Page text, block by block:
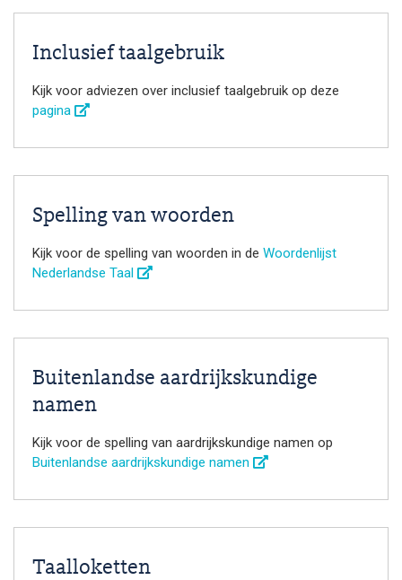
Inclusief taalgebruik
Kijk voor adviezen over inclusief taalgebruik op deze
pagina
Spelling van woorden
Kijk voor de spelling van woorden in de Woordenlijst
Nederlandse Taal
Buitenlandse aardrijkskundige
namen
Kijk voor de spelling van aardrijkskundige namen op
Buitenlandse aardrijkskundige namen
Taalloketten